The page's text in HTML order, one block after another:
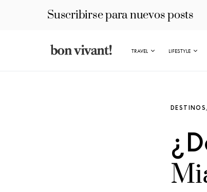
Suscribirse para nuevos posts
TRAVEL LIFESTYLE
DESTINOS